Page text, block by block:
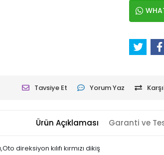
Tavsiye Et Yorum Yaz
Ürün Açıklaması Garanti ve
direksiyon kılıfı kırmızı dikiş